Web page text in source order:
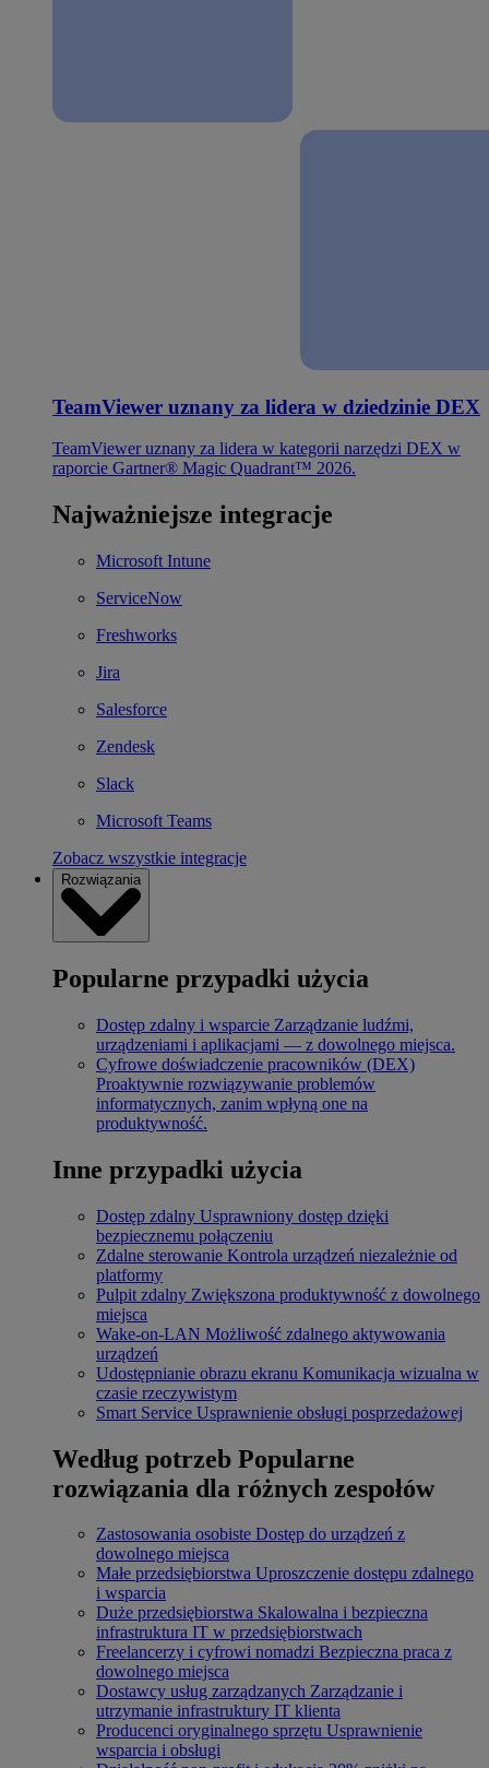
TeamViewer uznany za lidera w dziedzinie DEX
TeamViewer uznany za lidera w kategorii narzędzi DEX w
raporcie Gartner® Magic Quadrant™ 2026.
Najważniejsze integracje
Microsoft Intune
ServiceNow
Freshworks
Jira
Salesforce
Zendesk
Slack
Microsoft Teams
Zobacz wszystkie integracje
Rozwiązania
Popularne przypadki użycia
Dostęp zdalny i wsparcie Zarządzanie ludźmi,
urządzeniami i aplikacjami — z dowolnego miejsca.
Cyfrowe doświadczenie pracowników (DEX)
Proaktywnie rozwiązywanie problemów
informatycznych, zanim wpłyną one na
produktywność.
Inne przypadki użycia
Dostęp zdalny Usprawniony dostęp dzięki
bezpiecznemu połączeniu
Zdalne sterowanie Kontrola urządzeń niezależnie od
platformy
Pulpit zdalny Zwiększona produktywność z dowolnego
miejsca
Wake-on-LAN Możliwość zdalnego aktywowania
urządzeń
Udostępnianie obrazu ekranu Komunikacja wizualna w
czasie rzeczywistym
Smart Service Usprawnienie obsługi posprzedażowej
Według potrzeb Popularne
rozwiązania dla różnych zespołów
Zastosowania osobiste Dostęp do urządzeń z
dowolnego miejsca
Małe przedsiębiorstwa Uproszczenie dostępu zdalnego
i wsparcia
Duże przedsiębiorstwa Skalowalna i bezpieczna
infrastruktura IT w przedsiębiorstwach
Freelancerzy i cyfrowi nomadzi Bezpieczna praca z
dowolnego miejsca
Dostawcy usług zarządzanych Zarządzanie i
utrzymanie infrastruktury IT klienta
Producenci oryginalnego sprzętu Usprawnienie
wsparcia i obsługi